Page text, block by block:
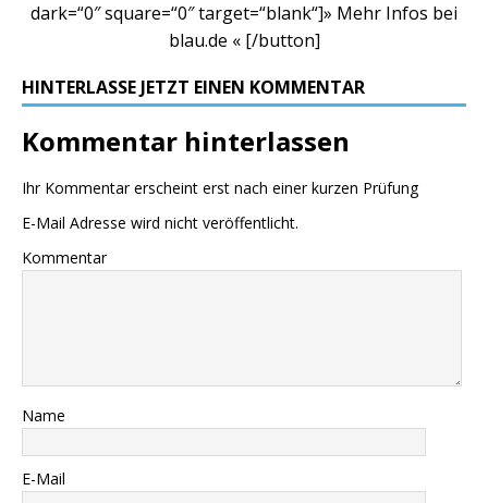
dark=“0″ square=“0″ target=“blank“]» Mehr Infos bei
blau.de « [/button]
HINTERLASSE JETZT EINEN KOMMENTAR
Kommentar hinterlassen
Ihr Kommentar erscheint erst nach einer kurzen Prüfung
E-Mail Adresse wird nicht veröffentlicht.
Kommentar
Name
E-Mail